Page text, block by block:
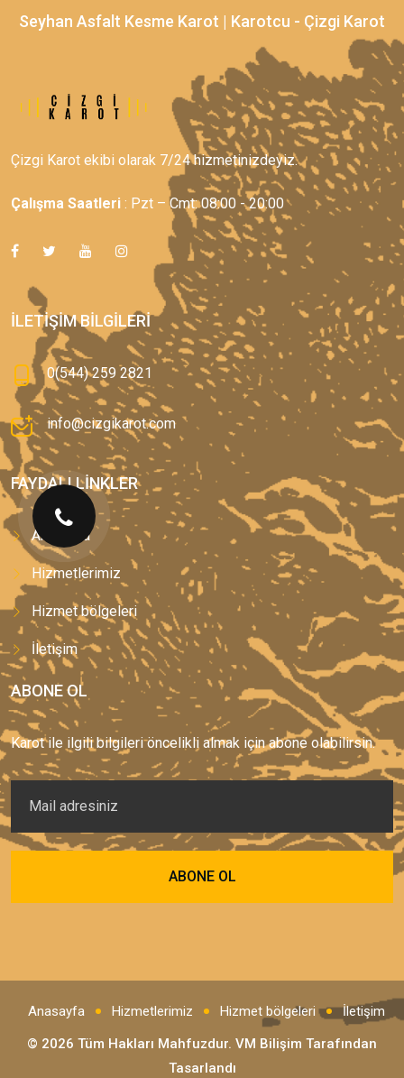
Seyhan Asfalt Kesme Karot | Karotcu - Çizgi Karot
Çizgi Karot ekibi olarak 7/24 hizmetinizdeyiz.
Çalışma Saatleri : Pzt – Cmt: 08:00 - 20:00
İLETIŞIM BILGILERI
0(544) 259 2821
info@cizgikarot.com
FAYDALI LINKLER
Anasayfa
Hizmetlerimiz
Hizmet bölgeleri
İletişim
ABONE OL
Karot ile ilgili bilgileri öncelikli almak için abone olabilirsin.
Anasayfa Hizmetlerimiz Hizmet bölgeleri
İletişim
© 2026 Tüm Hakları Mahfuzdur. VM Bilişim Tarafından
Tasarlandı